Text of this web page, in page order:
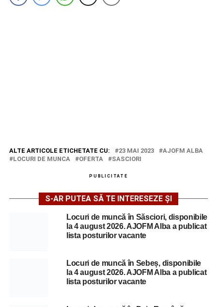
ALTE ARTICOLE ETICHETATE CU: 23 MAI 2023
AJOFM ALBA
LOCURI DE MUNCA
OFERTA SASCIORI
PUBLICITATE
S-AR PUTEA SĂ TE INTERESEZE ȘI
Locuri de muncă în Săsciori, disponibile
la 4 august 2026. AJOFM Alba a publicat
lista posturilor vacante
Locuri de muncă în Sebeș, disponibile
la 4 august 2026. AJOFM Alba a publicat
lista posturilor vacante